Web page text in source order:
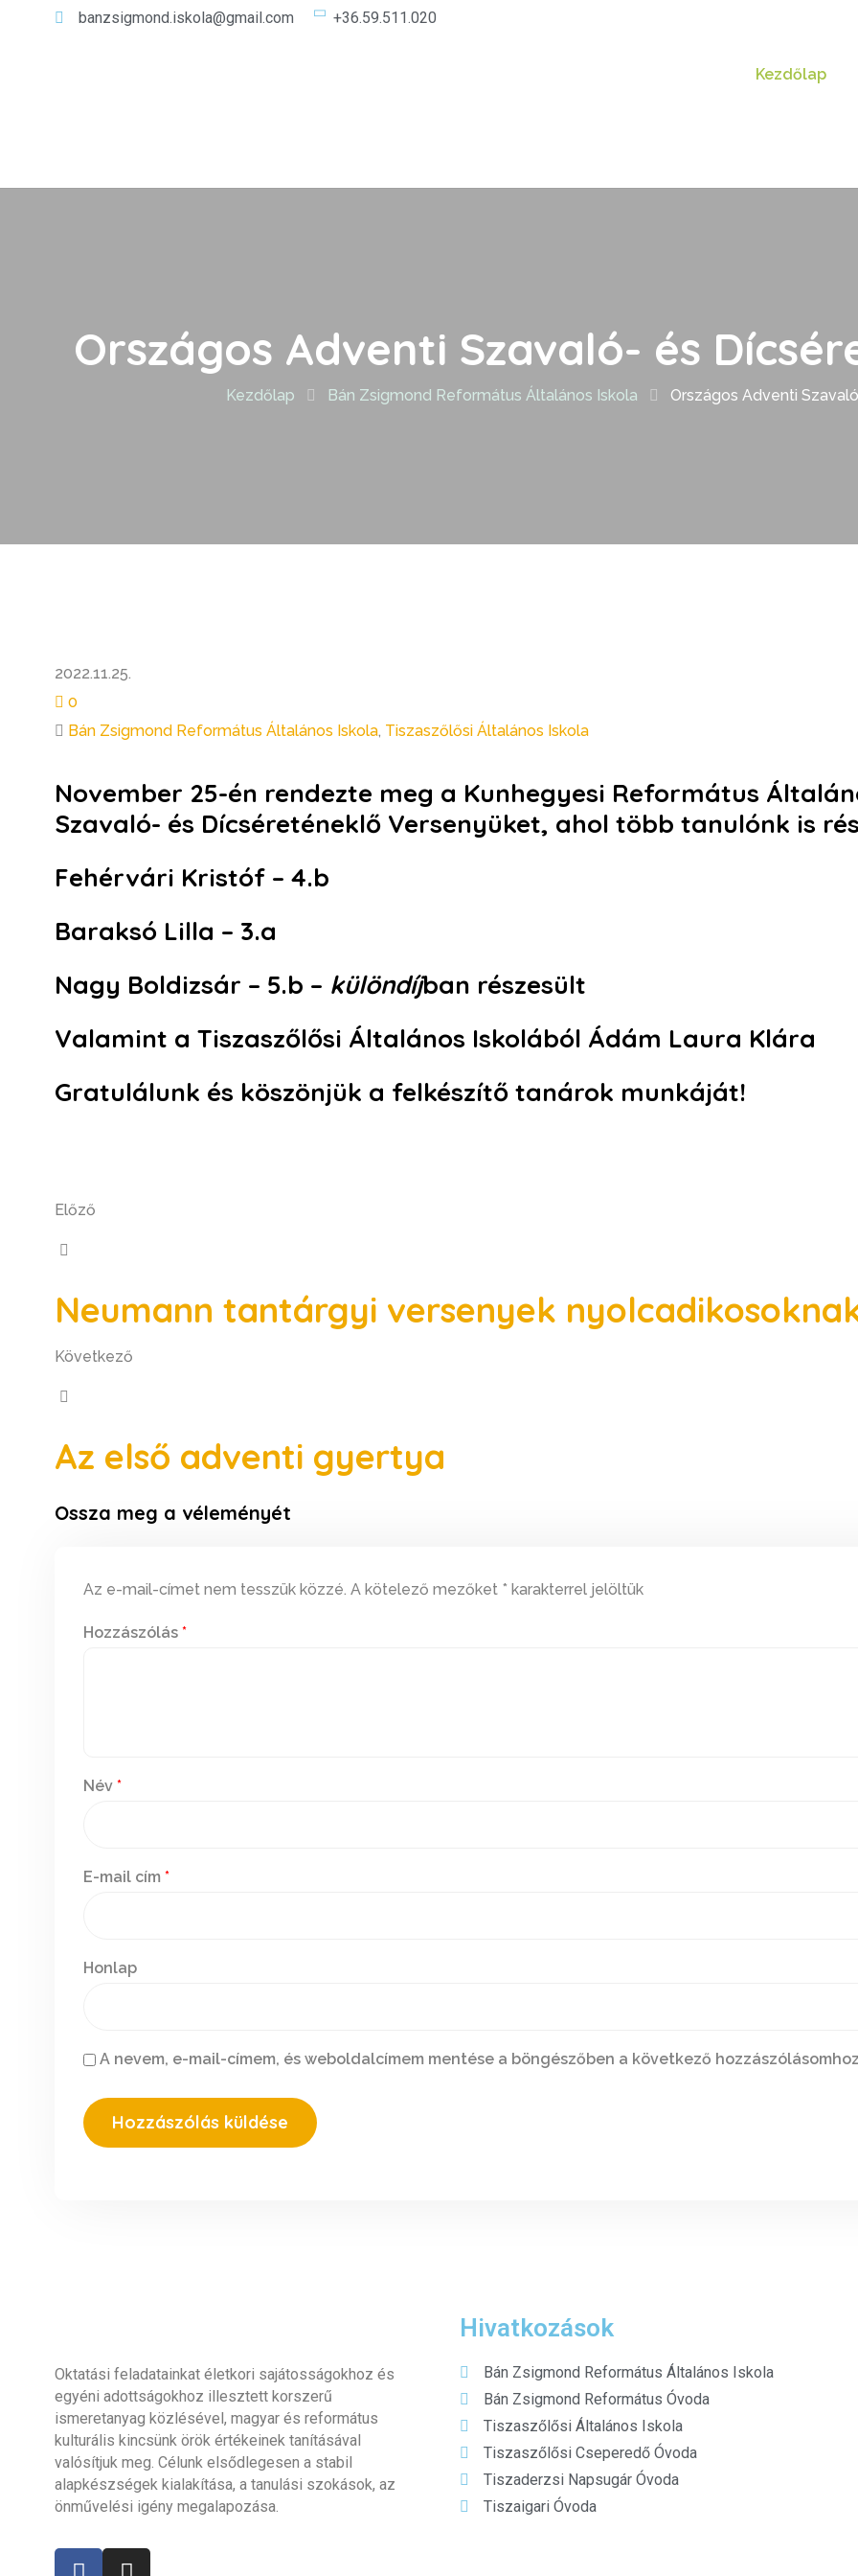
banzsigmond.iskola@gmail.com +36.59.511.020
Kezdőlap
Országos Adventi Szavaló- és
Kezdőlap Bán Zsigmond Református Általános Iskola Országos Adventi
2022.11.25.
0
Bán Zsigmond Református Általános Iskola, Tiszaszőlősi Általános Iskola
November 25-én rendezte meg a Kunhegyesi Református
Szavaló- és Dícséreténeklő Versenyüket, ahol több tanulónk is
Fehérvári Kristóf – 4.b
Baraksó Lilla – 3.a
Nagy Boldizsár – 5.b – különdíjban részesült
Valamint a Tiszaszőlősi Általános Iskolából Ádám Laura Klára
Gratulálunk és köszönjük a felkészítő tanárok munkáját!
Előző
Neumann tantárgyi versenyek
Következő
Az első adventi gyertya
Ossza meg a véleményét
Az e-mail-címet nem tesszük közzé. A kötelező mezőket * karakterrel jelöltük
Hozzászólás *
Név *
E-mail cím *
Honlap
A nevem, e-mail-címem, és weboldalcímem mentése a böngészőben a következő
Oktatási feladatainkat életkori sajátosságokhoz és
egyéni adottságokhoz illesztett korszerű
ismeretanyag közlésével, magyar és református
kulturális kincsünk örök értékeinek tanításával
valósítjuk meg. Célunk elsődlegesen a stabil
alapkészségek kialakítása, a tanulási szokások, az
önművelési igény megalapozása.
Hivatkozások
Bán Zsigmond Református Általános Iskola
Bán Zsigmond Református Óvoda
Tiszaszőlősi Általános Iskola
Tiszaszőlősi Cseperedő Óvoda
Tiszaderzsi Napsugár Óvoda
Tiszaigari Óvoda